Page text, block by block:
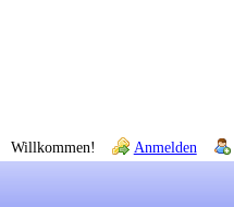
Willkommen! Anmelden